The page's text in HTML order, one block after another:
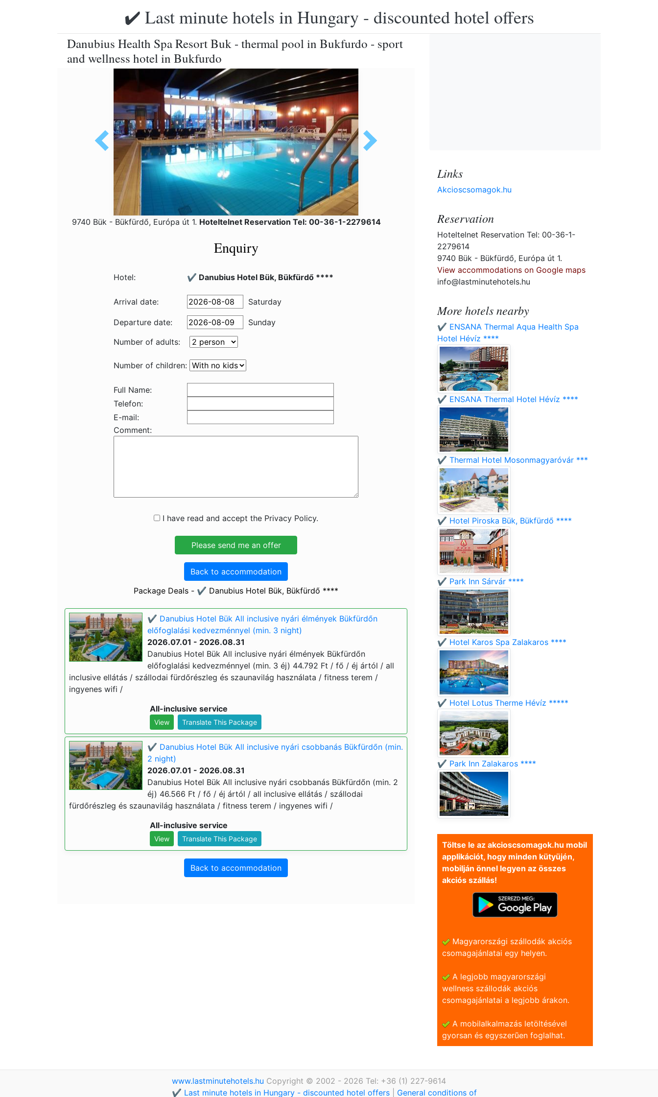
✔️ Last minute hotels in Hungary - discounted hotel offers
Danubius Health Spa Resort Buk - thermal pool in Bukfurdo - sport
and wellness hotel in Bukfurdo
9740 Bük - Bükfürdő, Európa út 1. Hoteltelnet Reservation Tel: 00-36-1-2279614
Enquiry
Hotel: ✔️ Danubius Hotel Bük, Bükfürdő ****
Arrival date: Saturday
Departure date:
Sunday
Number of adults:
Number of children:
Full Name:
Telefon:
E-mail:
Comment:
I have read and accept the Privacy Policy.
Back to accommodation
Package Deals - ✔️ Danubius Hotel Bük, Bükfürdő ****
✔️ Danubius Hotel Bük All inclusive nyári élmények Bükfürdőn
előfoglalási kedvezménnyel (min. 3 night)
2026.07.01 - 2026.08.31
Danubius Hotel Bük All inclusive nyári élmények Bükfürdőn
előfoglalási kedvezménnyel (min. 3 éj) 44.792 Ft / fő / éj ártól / all
inclusive ellátás / szállodai fürdőrészleg és szaunavilág használata / fitness terem /
ingyenes wifi /
All-inclusive service
View Translate This Package
✔️ Danubius Hotel Bük All inclusive nyári csobbanás Bükfürdőn (min.
2 night)
2026.07.01 - 2026.08.31
Danubius Hotel Bük All inclusive nyári csobbanás Bükfürdőn (min. 2
éj) 46.566 Ft / fő / éj ártól / all inclusive ellátás / szállodai
fürdőrészleg és szaunavilág használata / fitness terem / ingyenes wifi /
All-inclusive service
View Translate This Package
Back to accommodation
Links
Akcioscsomagok.hu
Reservation
Hoteltelnet Reservation Tel: 00-36-1-
2279614
9740 Bük - Bükfürdő, Európa út 1.
View accommodations on Google maps
info@lastminutehotels.hu
More hotels nearby
✔️ ENSANA Thermal Aqua Health Spa
Hotel Hévíz ****
✔️ ENSANA Thermal Hotel Hévíz ****
✔️ Thermal Hotel Mosonmagyaróvár ***
✔️ Hotel Piroska Bük, Bükfürdő ****
✔️ Park Inn Sárvár ****
✔️ Hotel Karos Spa Zalakaros ****
✔️ Hotel Lotus Therme Hévíz *****
✔️ Park Inn Zalakaros ****
Töltse le az akcioscsomagok.hu mobil
applikációt, hogy minden kütyüjén,
mobilján önnel legyen az összes
akciós szállás!
Magyarországi szállodák akciós
csomagajánlatai egy helyen.
A legjobb magyarországi
wellness szállodák akciós
csomagajánlatai a legjobb árakon.
A mobilalkalmazás letöltésével
gyorsan és egyszerũen foglalhat.
www.lastminutehotels.hu Copyright © 2002 - 2026 Tel: +36 (1) 227-9614
✔️ Last minute hotels in Hungary - discounted hotel offers
General conditions of